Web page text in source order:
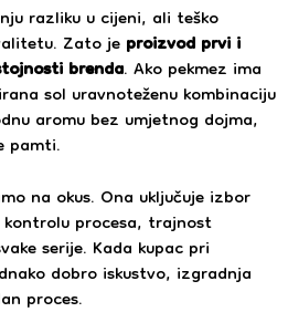
razliku u cijeni, ali teško
Zato jeproizvod prvi i
brenda. Ako pekmez ima
sol uravnoteženu kombinaciju
aromu bez umjetnog dojma,
pamti.
na okus. Ona uključuje izbor
procesa, trajnost
serije. Kada kupac pri
dobro iskustvo, izgradnja
proces.